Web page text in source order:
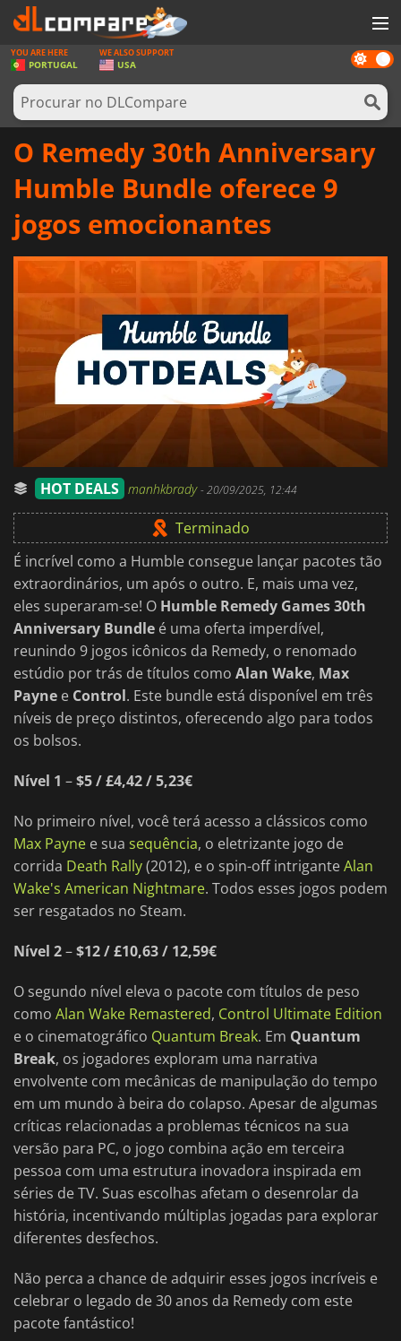
JOGOS
GAME CARDS
SOFTWARE
NOTÍCIAS
ENTRAR OU REGISTAR
Dark
mode
YOU ARE HERE
PORTUGAL
WE ALSO SUPPORT
USA
O Remedy 30th Anniversary
Humble Bundle oferece 9
jogos emocionantes
HOT DEALS manhkbrady-20/09/2025, 12:44
Terminado
É incrível como a Humble consegue lançar pacotes tão
extraordinários, um após o outro. E, mais uma vez,
eles superaram-se! O Humble Remedy Games 30th
Anniversary Bundle é uma oferta imperdível,
reunindo 9 jogos icônicos da Remedy, o renomado
estúdio por trás de títulos como Alan Wake, Max
Payne e Control. Este bundle está disponível em três
níveis de preço distintos, oferecendo algo para todos
os bolsos.
Nível 1 –$5 / £4,42 / 5,23€
No primeiro nível, você terá acesso a clássicos como
Max Payne e sua sequência, o eletrizante jogo de
corrida Death Rally(2012), e o spin-off intriganteAlan
Wake's American Nightmare. Todos esses jogos podem
ser resgatados no Steam.
Nível 2–$12 / £10,63 / 12,59€
O segundo nível eleva o pacote com títulos de peso
como Alan Wake Remastered, Control Ultimate Edition
e o cinematográfico Quantum Break. Em Quantum
Break, os jogadores exploram uma narrativa
envolvente com mecânicas de manipulação do tempo
em um mundo à beira do colapso. Apesar de algumas
críticas relacionadas a problemas técnicos na sua
versão para PC, o jogo combina ação em terceira
pessoa com uma estrutura inovadora inspirada em
séries de TV. Suas escolhas afetam o desenrolar da
história, incentivando múltiplas jogadas para explorar
diferentes desfechos.
Não perca a chance de adquirir esses jogos incríveis e
celebrar o legado de 30 anos da Remedy com este
pacote fantástico!